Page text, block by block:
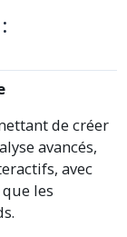
de créer
avancés,
avec
les